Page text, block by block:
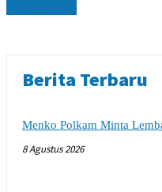
Berita Terbaru
Menko Polkam Minta
8 Agustus 2026